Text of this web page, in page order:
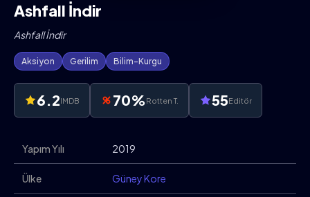
Ashfall İndir
Ashfall İndir
Aksiyon Gerilim Bilim-Kurgu
6.2IMDB 70%Rotten T. 55Editör
Yapım Yılı 2019
Ülke Güney Kore